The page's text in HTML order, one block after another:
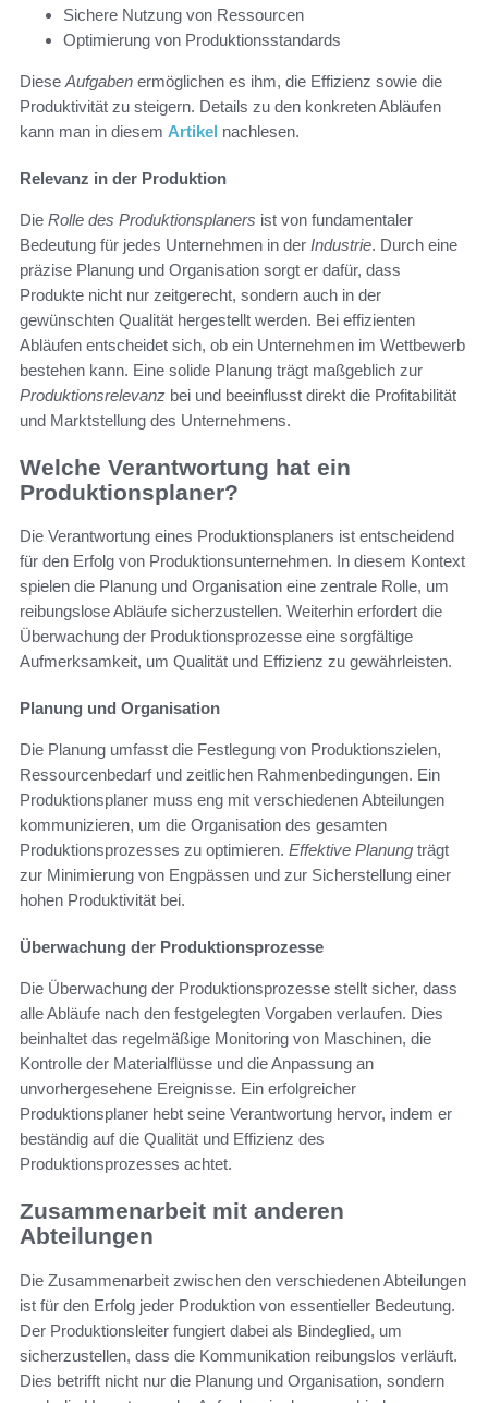
Sichere Nutzung von Ressourcen
Optimierung von Produktionsstandards
Diese Aufgaben ermöglichen es ihm, die Effizienz sowie die
Produktivität zu steigern. Details zu den konkreten Abläufen
kann man in diesem Artikel nachlesen.
Relevanz in der Produktion
Die Rolle des Produktionsplaners ist von fundamentaler
Bedeutung für jedes Unternehmen in der Industrie. Durch eine
präzise Planung und Organisation sorgt er dafür, dass
Produkte nicht nur zeitgerecht, sondern auch in der
gewünschten Qualität hergestellt werden. Bei effizienten
Abläufen entscheidet sich, ob ein Unternehmen im Wettbewerb
bestehen kann. Eine solide Planung trägt maßgeblich zur
Produktionsrelevanz bei und beeinflusst direkt die Profitabilität
und Marktstellung des Unternehmens.
Welche Verantwortung hat ein
Produktionsplaner?
Die Verantwortung eines Produktionsplaners ist entscheidend
für den Erfolg von Produktionsunternehmen. In diesem Kontext
spielen die Planung und Organisation eine zentrale Rolle, um
reibungslose Abläufe sicherzustellen. Weiterhin erfordert die
Überwachung der Produktionsprozesse eine sorgfältige
Aufmerksamkeit, um Qualität und Effizienz zu gewährleisten.
Planung und Organisation
Die Planung umfasst die Festlegung von Produktionszielen,
Ressourcenbedarf und zeitlichen Rahmenbedingungen. Ein
Produktionsplaner muss eng mit verschiedenen Abteilungen
kommunizieren, um die Organisation des gesamten
Produktionsprozesses zu optimieren. Effektive Planung trägt
zur Minimierung von Engpässen und zur Sicherstellung einer
hohen Produktivität bei.
Überwachung der Produktionsprozesse
Die Überwachung der Produktionsprozesse stellt sicher, dass
alle Abläufe nach den festgelegten Vorgaben verlaufen. Dies
beinhaltet das regelmäßige Monitoring von Maschinen, die
Kontrolle der Materialflüsse und die Anpassung an
unvorhergesehene Ereignisse. Ein erfolgreicher
Produktionsplaner hebt seine Verantwortung hervor, indem er
beständig auf die Qualität und Effizienz des
Produktionsprozesses achtet.
Zusammenarbeit mit anderen
Abteilungen
Die Zusammenarbeit zwischen den verschiedenen Abteilungen
ist für den Erfolg jeder Produktion von essentieller Bedeutung.
Der Produktionsleiter fungiert dabei als Bindeglied, um
sicherzustellen, dass die Kommunikation reibungslos verläuft.
Dies betrifft nicht nur die Planung und Organisation, sondern